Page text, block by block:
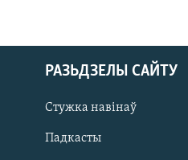
РАЗЬДЗЕЛЫ САЙТУ
Стужка навінаў
Падкасты